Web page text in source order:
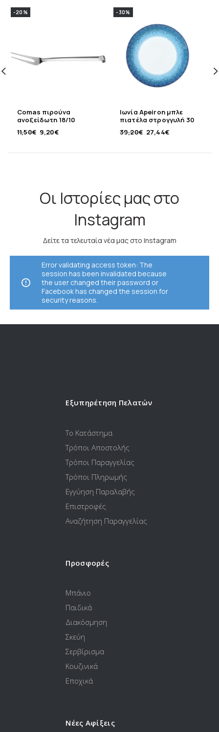
-20%
Comas πιρούνα
ανοξείδωτη 18/10
11,50€ 9,20€
-30%
Ιωνία Apeiron μπλε
πιατέλα στρογγυλή 30
εκ. πορσελάνης
39,20€ 27,44€
Οι Ιστορίες μας στο
Instagram
Δείτε τα τελευταία νέα μας στο Instagram
Error validating access token: The
session has been invalidated because
the user changed their password or
Facebook has changed the session for
security reasons.
Εξυπηρέτηση Πελατών
Το Κατάστημα
Τρόποι Αποστολής
Τρόποι Παραγγελίας
Τρόποι Πληρωμής
Εγγύηση Παραλαβής
Επιστροφές
Αναζήτηση Παραγγελίας
Προσφορές
Μπάνιο
Παιδικά
Διακόσμηση
Σκεύη
Σερβίρισμα
Κουζινικά
Εποχικά
Νέες Αφίξεις